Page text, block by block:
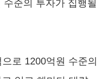
준의 투자가 집행될
로 1200억원 수준의